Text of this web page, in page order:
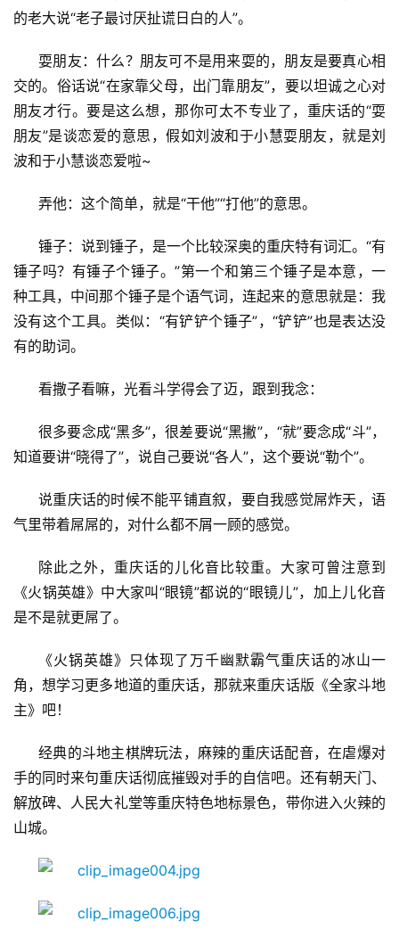
业
手
机
游
戏
戏
休
闲
游
2
十
金
茶
7
月
3
0
茶
的老大说“老子最讨厌扯谎日白的人”。
耍朋友：什么？朋友可不是用来耍的，朋友是要真心相
交的。俗话说“在家靠父母，出门靠朋友”，要以坦诚之心对
朋友才行。要是这么想，那你可太不专业了，重庆话的“耍
朋友”是谈恋爱的意思，假如刘波和于小慧耍朋友，就是刘
波和于小慧谈恋爱啦~
弄他：这个简单，就是“干他”“打他”的意思。
锤子：说到锤子，是一个比较深奥的重庆特有词汇。“有
锤子吗？有锤子个锤子。”第一个和第三个锤子是本意，一
种工具，中间那个锤子是个语气词，连起来的意思就是：我
没有这个工具。类似：“有铲铲个锤子”，“铲铲”也是表达没
有的助词。
看撒子看嘛，光看斗学得会了迈，跟到我念：
很多要念成“黑多”，很差要说“黑撇”，“就”要念成“斗”，
知道要讲“晓得了”，说自己要说“各人”，这个要说“勒个”。
说重庆话的时候不能平铺直叙，要自我感觉屌炸天，语
气里带着屌屌的，对什么都不屑一顾的感觉。
除此之外，重庆话的儿化音比较重。大家可曾注意到
《火锅英雄》中大家叫“眼镜”都说的“眼镜儿”，加上儿化音
是不是就更屌了。
《火锅英雄》只体现了万千幽默霸气重庆话的冰山一
角，想学习更多地道的重庆话，那就来重庆话版《全家斗地
主》吧！
经典的斗地主棋牌玩法，麻辣的重庆话配音，在虐爆对
手的同时来句重庆话彻底摧毁对手的自信吧。还有朝天门、
解放碑、人民大礼堂等重庆特色地标景色，带你进入火辣的
山城。